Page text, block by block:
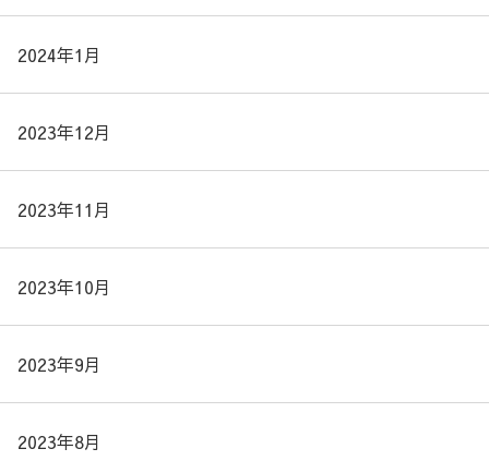
2024年1月
2023年12月
2023年11月
2023年10月
2023年9月
2023年8月